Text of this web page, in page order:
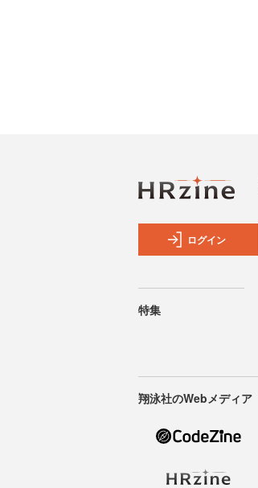
ログイン
特集
翔泳社のWebメディア